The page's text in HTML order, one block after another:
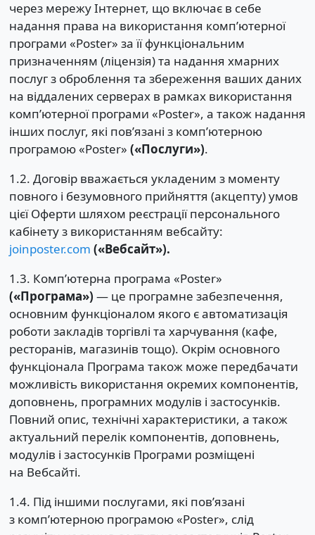
через мережу Інтернет, що включає в себе
надання права на використання комп’ютерної
програми «Poster» за її функціональним
призначенням (ліцензія) та надання хмарних
послуг з оброблення та збереження ваших даних
на віддалених серверах в рамках використання
комп’ютерної програми «Poster», а також надання
інших послуг, які пов’язані з комп’ютерною
програмою «Poster» («Послуги»).
1.2. Договір вважається укладеним з моменту
повного і безумовного прийняття (акцепту) умов
цієї Оферти шляхом реєстрації персонального
кабінету з використанням вебсайту:
joinposter.com («Вебсайт»).
1.3. Комп’ютерна програма «Poster»
(«Програма») — це програмне забезпечення,
основним функціоналом якого є автоматизація
роботи закладів торгівлі та харчування (кафе,
ресторанів, магазинів тощо). Окрім основного
функціонала Програма також може передбачати
можливість використання окремих компонентів,
доповнень, програмних модулів і застосунків.
Повний опис, технічні характеристики, а також
актуальний перелік компонентів, доповнень,
модулів і застосунків Програми розміщені
на Вебсайті.
1.4. Під іншими послугами, які пов’язані
з комп’ютерною програмою «Poster», слід